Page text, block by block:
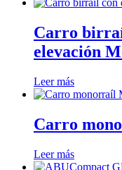
Carro
elevación
Leer más
Carro
Leer más